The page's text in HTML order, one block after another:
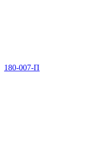
180-007-П